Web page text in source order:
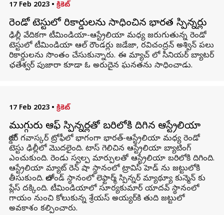
17 Feb 2023 • క్రికెట్
రెండో టెస్టులో రికార్డులను సాధించిన భారత స్పిన్నర్లు
ఢిల్లీ వేదికగా టీమిండియా-ఆస్ట్రేలియా మధ్య జరుగుతున్న రెండో
టెస్టులో టీమిండియా ఆల్ రౌండర్లు జడేజా, రవిచంద్రన్ అశ్విన్ పలు
రికార్డులను సొంతం చేసుకున్నారు. ఈ మ్యాచ్ లో సీనియర్ బ్యాటర్
ఛతేశ్వర్ పుజారా కూడా ఓ అరుదైన ఘనతను సాధించాడు.
17 Feb 2023 • క్రికెట్
ముగ్గురు ఆఫ్ స్పిన్నర్లతో బరిలోకి దిగిన ఆస్ట్రేలియా
బోర్డర్ గవాస్కర్ ట్రోఫీలో భాగంగా భారత్-ఆస్ట్రేలియా మధ్య రెండో
టెస్టు ఢిల్లీలో మొదలైంది. టాస్ గెలిచిన ఆస్ట్రేలియా బ్యాటింగ్
ఎంచుకుంది. రెండు స్వల్ప మార్పులతో ఆస్ట్రేలియా బరిలోకి దిగింది.
ఆస్ట్రేలియా మ్యాట్ రెన్ షా స్థానంలో ట్రావిస్ హెడ్ ను జట్టులోకి
తీసుకుంది. బోలాండ్ స్థానంలో లెఫ్టార్మ్ స్పిన్నర్ మ్యాథ్యూ కున్మెన్ కు
ప్లేస్ దక్కింది. టీమిండియాలో సూర్యకుమార్ యాదవ్ స్థానంలో
గాయం నుంచి కోలుకున్న శ్రేయస్ అయ్యర్‌కి తుది జట్టులో
అవకాశం కల్పించారు.